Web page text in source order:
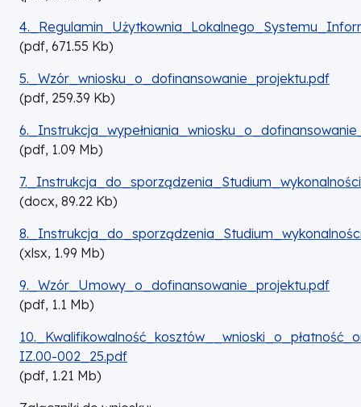
DOKUMENT
(pdf, 671.55 Kb)
DOKUMENT
5._Wzór_wniosku_o_dofinansowanie_projektu.pdf
(pdf, 259.39 Kb)
DOKUMENT
(pdf, 1.09 Mb)
DOKUMENT
(docx, 89.22 Kb)
DOKUMENT
(xlsx, 1.99 Mb)
DOKUMENT
9._Wzór_Umowy_o_dofinansowanie_projektu.pdf
(pdf, 1.1 Mb)
DOKUMENT
IZ.00-002_25.pdf
(pdf, 1.21 Mb)